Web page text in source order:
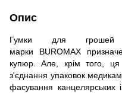
Опис
Гумки для грошей
марки BUROMAX
купюр. Але, крім того, ця
з'єднання упаковок
фасування канцелярських